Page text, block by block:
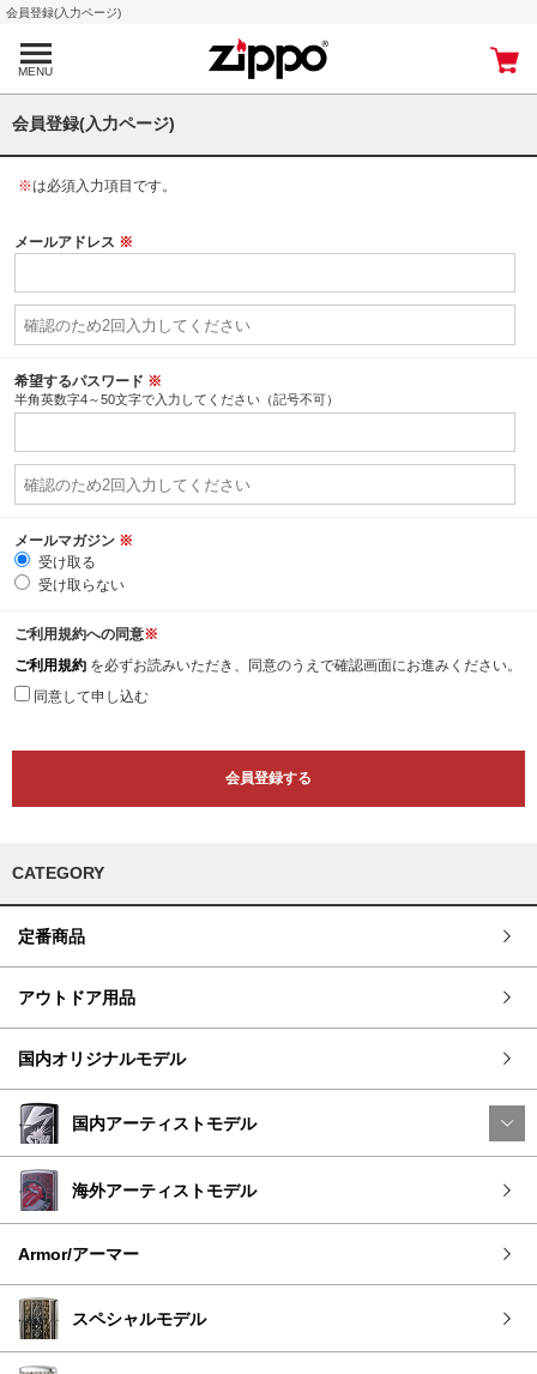
会員登録(入力ページ)
MENU
会員登録(入力ページ)
※は必須入力項目です。
メールアドレス ※
希望するパスワード ※
半角英数字4～50文字で入力してください（記号不可）
メールマガジン ※
受け取る
受け取らない
ご利用規約への同意※
ご利用規約 を必ずお読みいただき、同意のうえで確認画面にお進みください。
同意して申し込む
CATEGORY
定番商品
アウトドア用品
国内オリジナルモデル
国内アーティストモデル
海外アーティストモデル
Armor/アーマー
スペシャルモデル